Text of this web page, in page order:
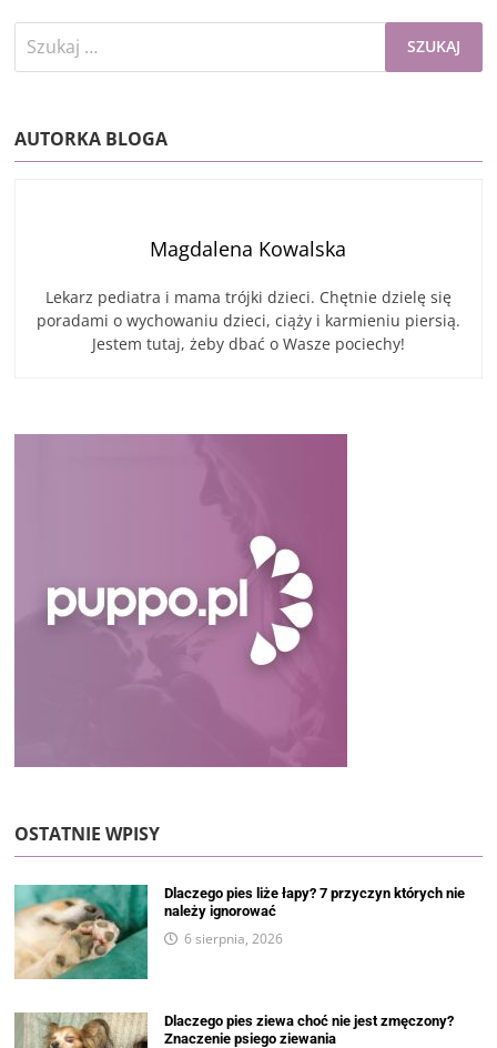
Szukaj:
AUTORKA BLOGA
Magdalena Kowalska
Lekarz pediatra i mama trójki dzieci. Chętnie dzielę się
poradami o wychowaniu dzieci, ciąży i karmieniu piersią.
Jestem tutaj, żeby dbać o Wasze pociechy!
OSTATNIE WPISY
Dlaczego pies liże łapy? 7 przyczyn których nie
należy ignorować
6 sierpnia, 2026
Dlaczego pies ziewa choć nie jest zmęczony?
Znaczenie psiego ziewania